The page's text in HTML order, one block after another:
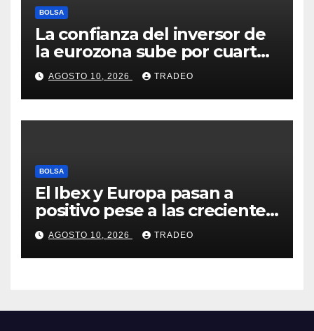
BOLSA
La confianza del inversor de
la eurozona sube por cuarto
mes y se vuelve positiva en
agosto
AGOSTO 10, 2026 TRADEO
BOLSA
El Ibex y Europa pasan a
positivo pese a las crecientes
dudas sobre Oriente Medio
AGOSTO 10, 2026 TRADEO